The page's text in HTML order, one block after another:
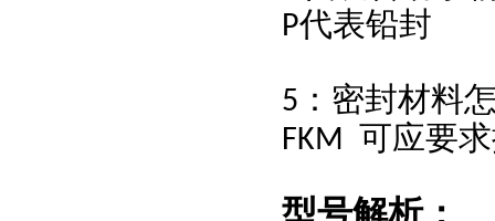
P代表铅封
5 ：密封材料
FKM 可应要